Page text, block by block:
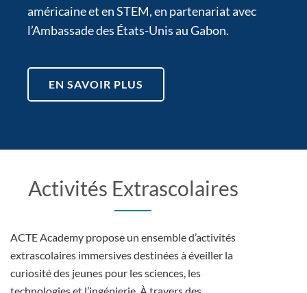
américaine et en STEM, en partenariat avec
l’Ambassade des États-Unis au Gabon.
EN SAVOIR PLUS
Activités Extrascolaires
ACTE Academy propose un ensemble d’activités
extrascolaires immersives destinées à éveiller la
curiosité des jeunes pour les sciences, les